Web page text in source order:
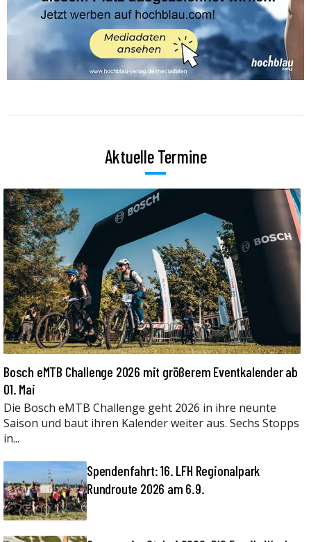
Aktuelle Termine
Bosch eMTB Challenge 2026 mit größerem Eventkalender ab
01. Mai
Die Bosch eMTB Challenge geht 2026 in ihre neunte
Saison und baut ihren Kalender weiter aus. Sechs Stopps
in...
Spendenfahrt: 16. LFH Regionalpark
Rundroute 2026 am 6.9.